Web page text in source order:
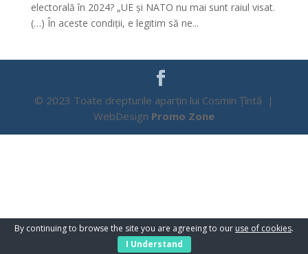
electorală în 2024? „UE și NATO nu mai sunt raiul visat.
(…) În aceste condiții, e legitim să ne...
© 2023 Toate drepturile aparțin lui Cosmin Țîntă |
WebDesign Promo Zone
By continuing to browse the site you are agreeing to our use of cookies.
I Understand